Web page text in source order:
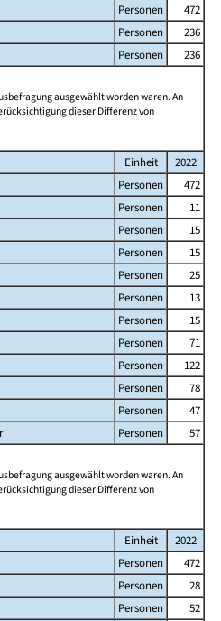
Personen
472
Personen
236
Personen
236
ausgewählt worden waren. An
dieser Differenz von
Einheit
2022
Personen
472
Personen
11
Personen
15
Personen
15
Personen
25
Personen
13
Personen
15
Personen
71
Personen
122
Personen
78
Personen
47
Personen
57
ausgewählt worden waren. An
dieser Differenz von
Einheit
2022
Personen
472
Personen
28
Personen
52